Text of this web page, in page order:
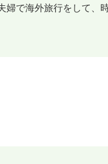
で海外旅行をして、